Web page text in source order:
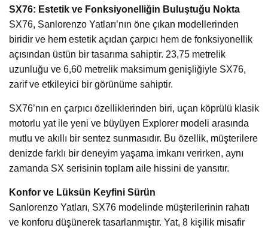
SX76: Estetik ve Fonksiyonelliğin Buluştuğu Nokta
SX76, Sanlorenzo Yatları’nın öne çıkan modellerinden
biridir ve hem estetik açıdan çarpıcı hem de fonksiyonellik
açısından üstün bir tasarıma sahiptir. 23,75 metrelik
uzunluğu ve 6,60 metrelik maksimum genişliğiyle SX76,
zarif ve etkileyici bir görünüme sahiptir.
SX76’nın en çarpıcı özelliklerinden biri, uçan köprülü klasik
motorlu yat ile yeni ve büyüyen Explorer modeli arasında
mutlu ve akıllı bir sentez sunmasıdır. Bu özellik, müşterilere
denizde farklı bir deneyim yaşama imkanı verirken, aynı
zamanda SX serisinin toplam aile hissini de yansıtır.
Konfor ve Lüksün Keyfini Sürün
Sanlorenzo Yatları, SX76 modelinde müşterilerinin rahatı
ve konforu düşünerek tasarlanmıştır. Yat, 8 kişilik misafir